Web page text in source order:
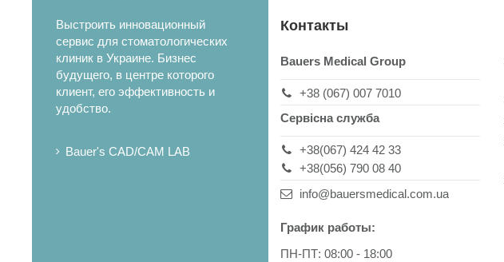
Выстроить инновационный
сервис для стоматологических
клиник в Украине. Бизнес
будущего, в центре которого
клиент, его эффективность и
удобство.
Bauer's CAD/CAM LAB
Контакты
Bauers Medical Group
+38 (067) 007 7010
Сервісна служба
+38(067) 424 42 33
+38(056) 790 08 40
info@bauersmedical.com.ua
График работы:
ПН-ПТ: 08:00 - 18:00